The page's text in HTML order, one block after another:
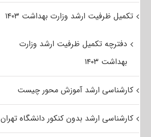
تکمیل ظرفیت ارشد وزارت بهداشت ۱۴۰۳
دفترچه تکمیل ظرفیت ارشد وزارت
بهداشت ۱۴۰۳
کارشناسی ارشد آموزش محور چیست
کارشناسی ارشد بدون کنکور دانشگاه تهران